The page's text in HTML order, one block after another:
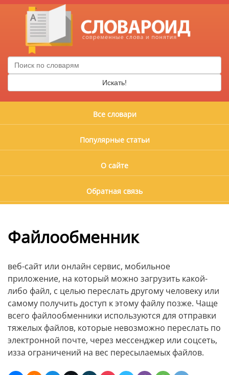
Искать!
Все словари
Популярные статьи
О сайте
Обратная связь
Файлообменник
веб-сайт или онлайн сервис, мобильное
приложение, на который можно загрузить какой-
либо файл, с целью переслать другому человеку или
самому получить доступ к этому файлу позже. Чаще
всего файлообменники используются для отправки
тяжелых файлов, которые невозможно переслать по
электронной почте, через мессенджер или соцсеть,
изза ограничений на вес пересылаемых файлов.